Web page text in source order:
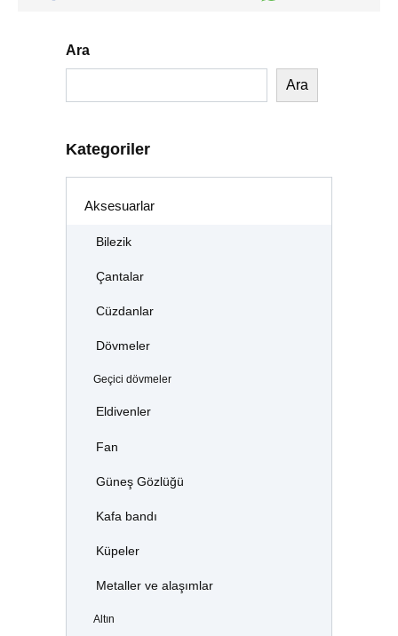
Ara
Ara
Kategoriler
Aksesuarlar
Bilezik
Çantalar
Cüzdanlar
Dövmeler
Geçici dövmeler
Eldivenler
Fan
Güneş Gözlüğü
Kafa bandı
Küpeler
Metaller ve alaşımlar
Altın